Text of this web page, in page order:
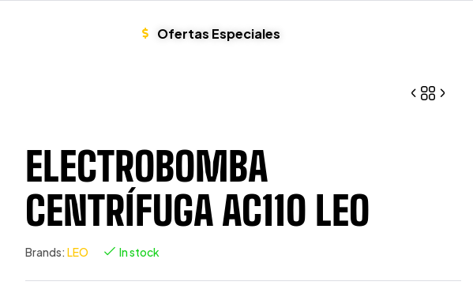
Ofertas Especiales
ELECTROBOMBA
CENTRÍFUGA AC110 LEO
Brands:LEO In stock